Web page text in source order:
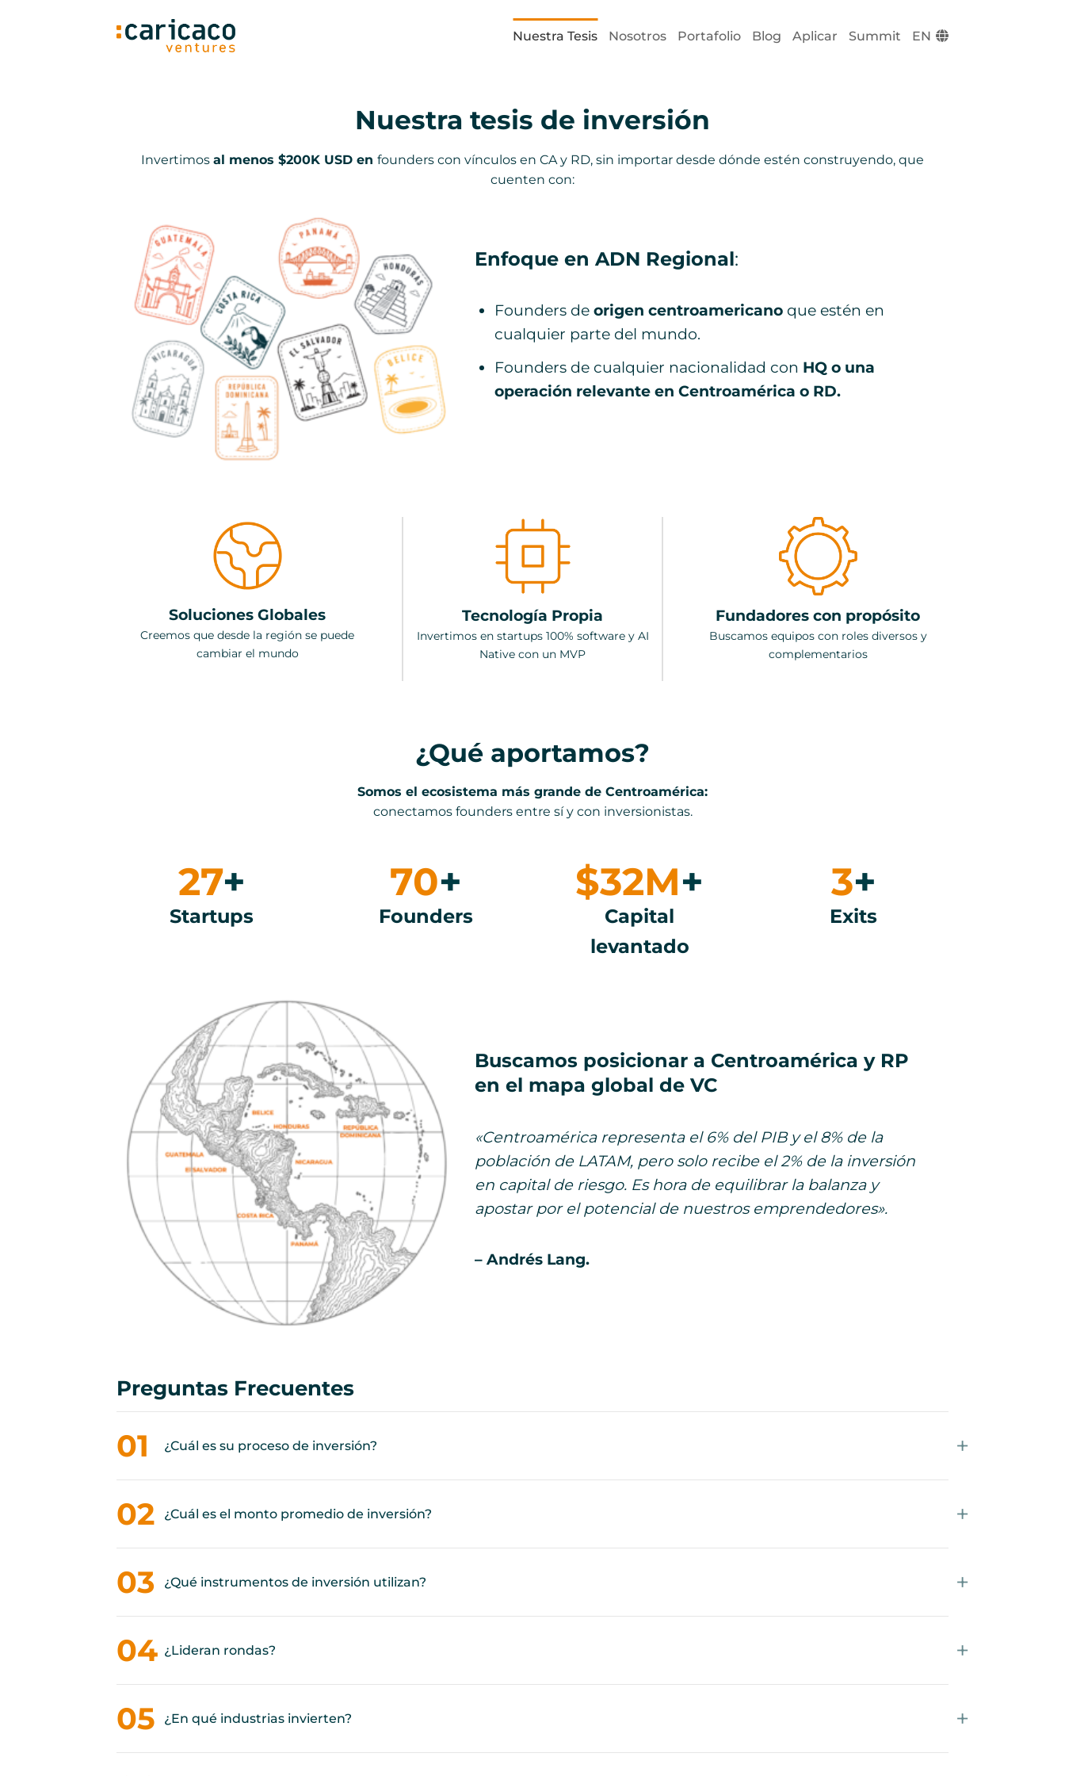
Nuestra Tesis Nosotros Portafolio Blog Aplicar Summit EN
Nuestra tesis de inversión
Invertimos al menos $200K USD en founders con vínculos en CA y RD, sin importar desde dónde estén construyendo, que
cuenten con:
Enfoque en ADN Regional:
Founders de origen centroamericanoque estén en
cualquier parte del mundo.
Founders de cualquier nacionalidad con HQ o una
operación relevante en Centroamérica o RD.
Soluciones Globales
Creemos que desde la región se puede
cambiar el mundo
Tecnología Propia
Invertimos en startups 100% software y AI
Native con un MVP
Fundadores con propósito
Buscamos equipos con roles diversos y
complementarios
¿Qué aportamos?
Somos el ecosistema más grande de Centroamérica:
conectamos founders entre sí y con inversionistas.
27+
Startups
70+
Founders
$32M+
Capital
levantado
3+
Exits
Buscamos posicionar a Centroamérica y RP
en el mapa global de VC
«Centroamérica representa el 6% del PIB y el 8% de la
población de LATAM, pero solo recibe el 2% de la inversión
en capital de riesgo. Es hora de equilibrar la balanza y
apostar por el potencial de nuestros emprendedores».
– Andrés Lang.
Preguntas Frecuentes
¿Cuál es su proceso de inversión?
¿Cuál es el monto promedio de inversión?
¿Qué instrumentos de inversión utilizan?
¿Lideran rondas?
¿En qué industrias invierten?